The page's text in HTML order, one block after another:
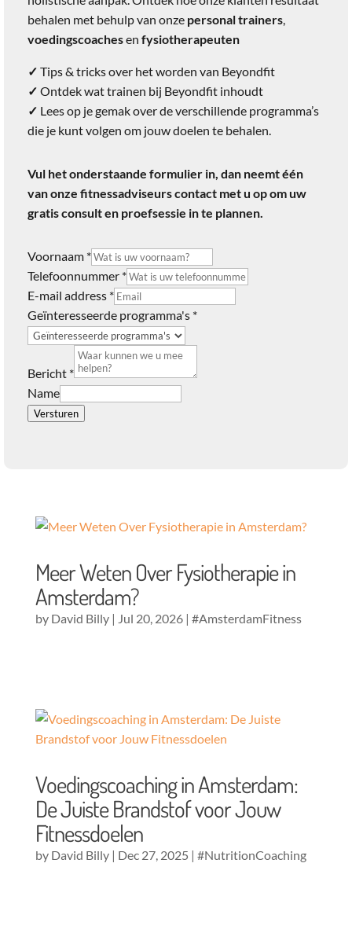
behalen met behulp van onze personal trainers,
voedingscoachesenfysiotherapeuten
✓ Tips & tricks over het worden van Beyondfit
✓ Ontdek wat trainen bij Beyondfit inhoudt
✓ Lees op je gemak over de verschillende programma’s
die je kunt volgen om jouw doelen te behalen.
Vul het onderstaande formulier in, dan neemt één
van onze fitnessadviseurs contact met u op om uw
gratis consult en proefsessie in te plannen.
Voornaam *
Telefoonnummer *
E-mail address *
Geïnteresseerde programma's *
Bericht *
Name
Versturen
Meer Weten Over Fysiotherapie in
Amsterdam?
by David Billy| Jul 20, 2026| #AmsterdamFitness
Voedingscoaching in Amsterdam:
De Juiste Brandstof voor Jouw
Fitnessdoelen
by David Billy| Dec 27, 2025 | #NutritionCoaching